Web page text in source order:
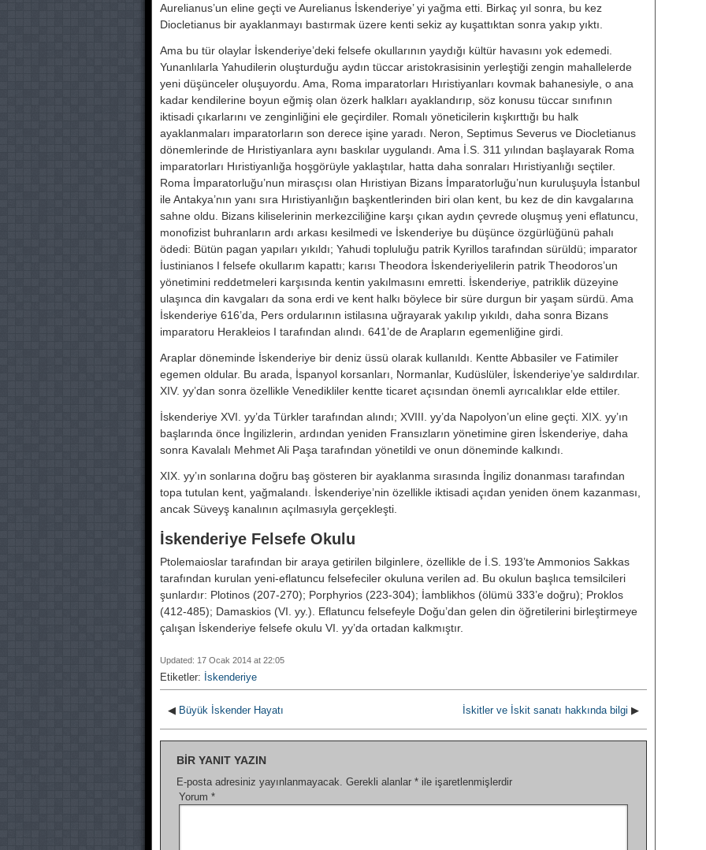
Aurelianus’un eline geçti ve Aurelianus İskenderiye’ yi yağma etti. Birkaç yıl sonra, bu kez
Diocletianus bir ayaklanmayı bastır­mak üzere kenti sekiz ay kuşattıktan sonra yakıp yıktı.
Ama bu tür olaylar İskenderiye’deki felsefe okullarının yaydığı kültür ha­vasını yok edemedi.
Yunanlılarla Yahudilerin oluşturduğu aydın tüccar aristokrasisinin yerleştiği zengin ma­hallelerde
yeni düşünceler oluşuyor­du. Ama, Roma imparatorları Hıristiyanları kovmak bahanesiyle, o ana
ka­dar kendilerine boyun eğmiş olan özerk halkları ayaklandırıp, söz konu­su tüccar sınıfının
iktisadi çıkarları­nı ve zenginliğini ele geçirdiler. Roma­lı yöneticilerin kışkırttığı bu halk
ayaklanmaları imparatorların son de­rece işine yaradı. Neron, Septimus Severus ve Diocletianus
dönemlerinde de Hıristiyanlara aynı baskılar uygu­landı. Ama İ.S. 311 yılından başlaya­rak Roma
imparatorları Hıristiyanlı­ğa hoşgörüyle yaklaştılar, hatta daha sonraları Hıristiyanlığı seçtiler.
Roma İmparatorluğu’nun mirasçısı olan Hıristiyan Bizans İmparatorlu­ğu’nun kuruluşuyla İstanbul
ile An­takya’nın yanı sıra Hıristiyanlığın başkentlerinden biri olan kent, bu kez de din kavgalarına
sahne oldu. Bizans kiliselerinin merkezciliğine karşı çı­kan aydın çevrede oluşmuş yeni eflatuncu,
monofizist buhranların ar­dı arkası kesilmedi ve İskenderiye bu düşünce özgürlüğünü pahalı
ödedi: Bütün pagan yapıları yıkıldı; Yahudi topluluğu patrik Kyrillos tarafından sürüldü; imparator
İustinianos I fel­sefe okullarım kapattı; karısı Theodora İskenderiyelilerin patrik Theodoros’un
yönetimini reddetmeleri karşı­sında kentin yakılmasını emretti. İs­kenderiye, patriklik düzeyine
ulaşın­ca din kavgaları da sona erdi ve kent halkı böylece bir süre durgun bir ya­şam sürdü. Ama
İskenderiye 616’da, Pers ordularının istilasına uğrayarak yakılıp yıkıldı, daha sonra Bizans
imparatoru Herakleios I tarafından alındı. 641’de de Arapların egemen­liğine girdi.
Araplar döneminde İskenderiye bir deniz üssü olarak kullanıldı. Kentte Abbasiler ve Fatimiler
egemen oldu­lar. Bu arada, İspanyol korsanları, Normanlar, Kudüslüler, İskenderi­ye’ye saldırdılar.
XIV. yy’dan sonra özellikle Venedikliler kentte ticaret açısından önemli ayrıcalıklar elde ettiler.
İskenderiye XVI. yy’da Türkler tara­fından alındı; XVIII. yy’da Napolyon’un eline geçti. XIX. yy’ın
başların­da önce İngilizlerin, ardından yeniden Fransızların yönetimine giren İskenderiye, daha
sonra Kavalalı Mehmet Ali Paşa tarafından yönetil­di ve onun döneminde kalkındı.
XIX. yy’ın sonlarına doğru baş gösteren bir ayaklanma sırasında İngiliz donanması tarafından
topa tutulan kent, yağmalandı. İskenderiye’nin özellikle iktisadi açı­dan yeniden önem kazanması,
ancak Süveyş kanalının açılmasıyla gerçek­leşti.
İskenderiye Felsefe Okulu
Ptolemaioslar tarafından bir araya getirilen bilginlere, özellikle de İ.S. 193’te Ammonios Sakkas
tarafından kurulan yeni-eflatuncu felsefeciler okuluna verilen ad. Bu okulun başlıca temsilcileri
şunlardır: Plotinos (207-270); Porphyrios (223-304); İamblikhos (ölümü 333’e doğru); Proklos
(412-485); Damaskios (VI. yy.). Eflatuncu felsefeyle Doğu’dan gelen din öğretilerini birleştirmeye
çalışan İskenderiye felsefe okulu VI. yy’da ortadan kalkmıştır.
Updated: 17 Ocak 2014 at 22:05
Etiketler: İskenderiye
◀ Büyük İskender Hayatı İskitler ve İskit sanatı hakkında bilgi ▶
BIR YANIT YAZIN
E-posta adresiniz yayınlanmayacak. Gerekli alanlar * ile işaretlenmişlerdir
Yorum *